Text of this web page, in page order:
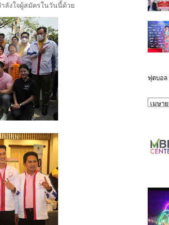
ลังใจผู้สมัครในวันนี้ด้วย
ฟุตบอล